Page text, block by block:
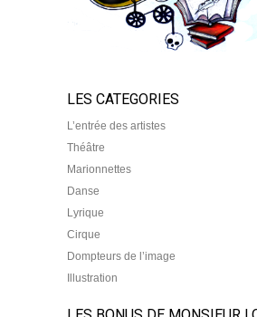
LES CATEGORIES
L’entrée des artistes
Théâtre
Marionnettes
Danse
Lyrique
Cirque
Dompteurs de l’image
Illustration